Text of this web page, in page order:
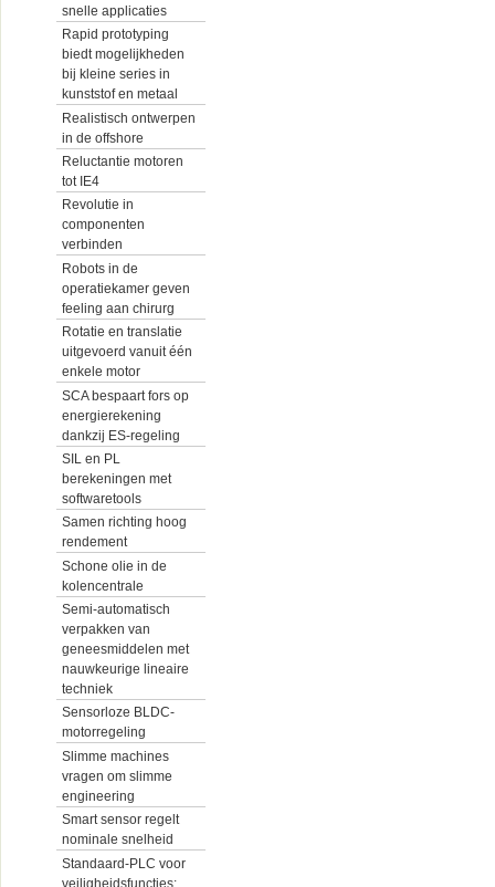
snelle applicaties
Rapid prototyping
biedt mogelijkheden
bij kleine series in
kunststof en metaal
Realistisch ontwerpen
in de offshore
Reluctantie motoren
tot IE4
Revolutie in
componenten
verbinden
Robots in de
operatiekamer geven
feeling aan chirurg
Rotatie en translatie
uitgevoerd vanuit één
enkele motor
SCA bespaart fors op
energierekening
dankzij ES-regeling
SIL en PL
berekeningen met
softwaretools
Samen richting hoog
rendement
Schone olie in de
kolencentrale
Semi-automatisch
verpakken van
geneesmiddelen met
nauwkeurige lineaire
techniek
Sensorloze BLDC-
motorregeling
Slimme machines
vragen om slimme
engineering
Smart sensor regelt
nominale snelheid
Standaard-PLC voor
veiligheidsfuncties: